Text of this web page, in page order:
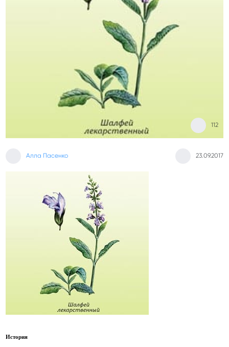
Алла Пасенко 23.09.2017
112
История